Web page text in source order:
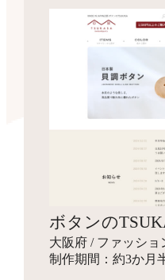
ボタンの
大阪府 / ファッショ
制作期間：約3か月